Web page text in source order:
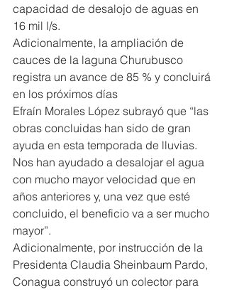
capacidad de desalojo de aguas en
16 mil l/s.
Adicionalmente, la ampliación de
cauces de la laguna Churubusco
registra un avance de 85 % y concluirá
en los próximos días
Efraín Morales López subrayó que “las
obras concluidas han sido de gran
ayuda en esta temporada de lluvias.
Nos han ayudado a desalojar el agua
con mucho mayor velocidad que en
años anteriores y, una vez que esté
concluido, el beneficio va a ser mucho
mayor”.
Adicionalmente, por instrucción de la
Presidenta Claudia Sheinbaum Pardo,
Conagua construyó un colector para